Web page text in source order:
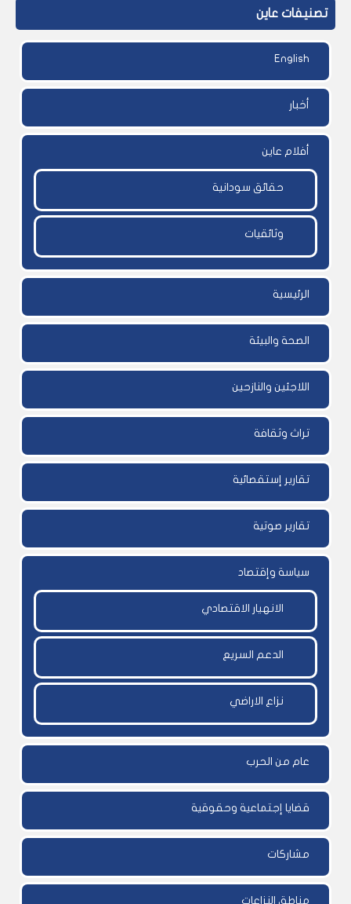
تصنيفات عاين
English
أخبار
أفلام عاين
حقائق سودانية
وثائقيات
الرئيسية
الصحة والبيئة
اللاجئين والنازحين
تراث وثقافة
تقارير إستقصائية
تقارير صوتية
سياسة وإقتصاد
الانهيار الاقتصادي
الدعم السريع
نزاع الاراضي
عام من الحرب
قضايا إجتماعية وحقوقية
مشاركات
مناطق النزاعات